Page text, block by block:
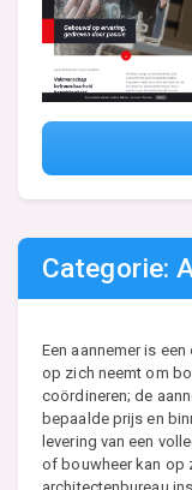
Categorie:
Een aannemer is
op zich neemt om
coördineren; de
bepaalde prijs en
levering van een
of bouwheer kan op